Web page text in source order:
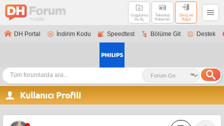
Uygulama
ile Aç
Teknoloji
Haberleri
Giriş ve
Kayıt
DH Portal İndirim Kodu Speedtest Bölüme Git Destek
Kullanıcı Profili